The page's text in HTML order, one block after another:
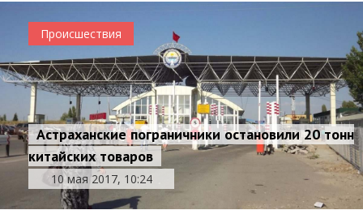
Происшествия
Астраханские пограничники остановили 20 тонн
китайских товаров
10 мая 2017, 10:24